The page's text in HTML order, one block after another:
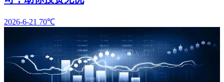
2026-6-21 70℃